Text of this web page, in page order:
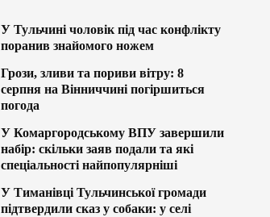
У Тульчині чоловік під час конфлікту
поранив знайомого ножем
Грози, зливи та пориви вітру: 8
серпня на Вінниччині погіршиться
погода
У Комаргородському ВПУ завершили
набір: скільки заяв подали та які
спеціальності найпопулярніші
У Тиманівці Тульчинської громади
підтвердили сказ у собаки: у селі